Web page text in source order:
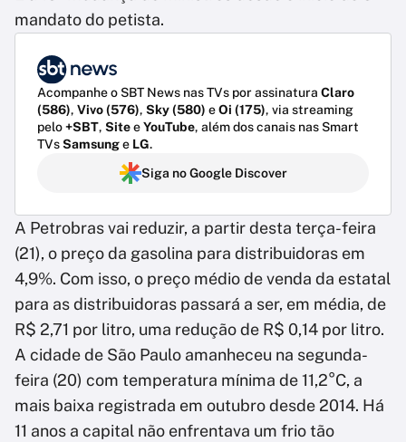
mandato do petista.
Acompanhe o SBT News nas TVs por assinatura Claro
(586), Vivo (576), Sky (580) eOi (175), via streaming
pelo+SBT, SiteeYouTube, além dos canais nas Smart
TVsSamsunge LG.
Siga no Google Discover
A Petrobras vai reduzir, a partir desta terça-feira
(21), o preço da gasolina para distribuidoras em
4,9%. Com isso, o preço médio de venda da estatal
para as distribuidoras passará a ser, em média, de
R$ 2,71 por litro, uma redução de R$ 0,14 por litro.
A cidade de São Paulo amanheceu na segunda-
feira (20) com temperatura mínima de 11,2°C, a
mais baixa registrada em outubro desde 2014. Há
11 anos a capital não enfrentava um frio tão